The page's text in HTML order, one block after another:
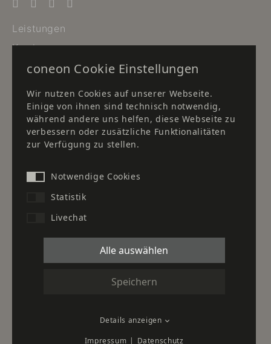
Leistungen
Karriere
Newsletter
Standort Düsseldorf
Standort Frankfurt
Kontakt
Wasserspenderlösungen:
Ausbau und Einrichtung von Krankenhäusern und
coneon Cookie Einstellungen
Wir nutzen Cookies auf unserer Webseite.
Einige von ihnen sind technisch notwendig,
während andere uns helfen, diese Webseite zu
verbessern oder zusätzliche Funktionalitäten
zur Verfügung zu stellen.
Notwendige Cookies
Statistik
Livechat
Alle auswählen
Speichern
Details anzeigen
Impressum
Datenschutz